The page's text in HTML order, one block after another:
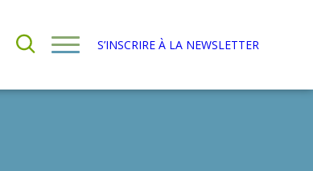
S’INSCRIRE À LA NEWSLETTER